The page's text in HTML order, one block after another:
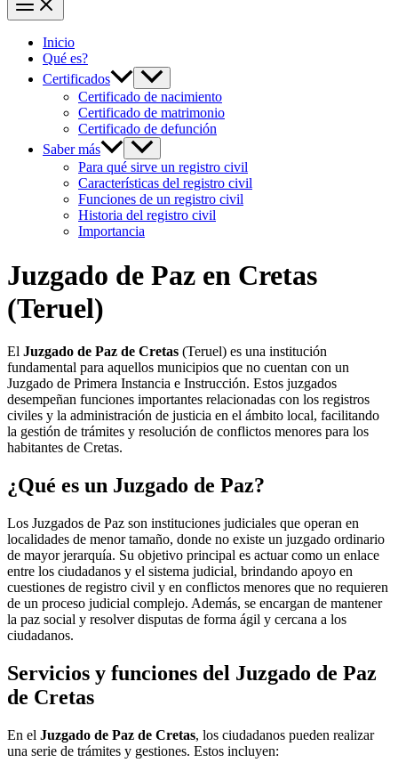
Inicio
Qué es?
Certificados
Certificado de nacimiento
Certificado de matrimonio
Certificado de defunción
Saber más
Para qué sirve un registro civil
Características del registro civil
Funciones de un registro civil
Historia del registro civil
Importancia
Juzgado de Paz en Cretas
(Teruel)
El Juzgado de Paz de Cretas (Teruel) es una institución
fundamental para aquellos municipios que no cuentan con un
Juzgado de Primera Instancia e Instrucción. Estos juzgados
desempeñan funciones importantes relacionadas con los registros
civiles y la administración de justicia en el ámbito local, facilitando
la gestión de trámites y resolución de conflictos menores para los
habitantes de Cretas.
¿Qué es un Juzgado de Paz?
Los Juzgados de Paz son instituciones judiciales que operan en
localidades de menor tamaño, donde no existe un juzgado ordinario
de mayor jerarquía. Su objetivo principal es actuar como un enlace
entre los ciudadanos y el sistema judicial, brindando apoyo en
cuestiones de registro civil y en conflictos menores que no requieren
de un proceso judicial complejo. Además, se encargan de mantener
la paz social y resolver disputas de forma ágil y cercana a los
ciudadanos.
Servicios y funciones del Juzgado de Paz
de Cretas
En el Juzgado de Paz de Cretas, los ciudadanos pueden realizar
una serie de trámites y gestiones. Estos incluyen: